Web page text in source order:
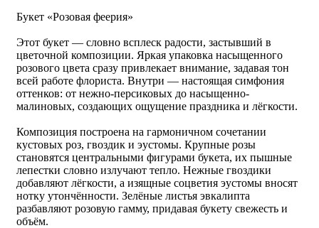
Букет «Розовая феерия»
Этот букет — словно всплеск радости, застывший в
цветочной композиции. Яркая упаковка насыщенного
розового цвета сразу привлекает внимание, задавая тон
всей работе флориста. Внутри — настоящая симфония
оттенков: от нежно-персиковых до насыщенно-
малиновых, создающих ощущение праздника и лёгкости.
Композиция построена на гармоничном сочетании
кустовых роз, гвоздик и эустомы. Крупные розы
становятся центральными фигурами букета, их пышные
лепестки словно излучают тепло. Нежные гвоздики
добавляют лёгкости, а изящные соцветия эустомы вносят
нотку утончённости. Зелёные листья эвкалипта
разбавляют розовую гамму, придавая букету свежесть и
объём.